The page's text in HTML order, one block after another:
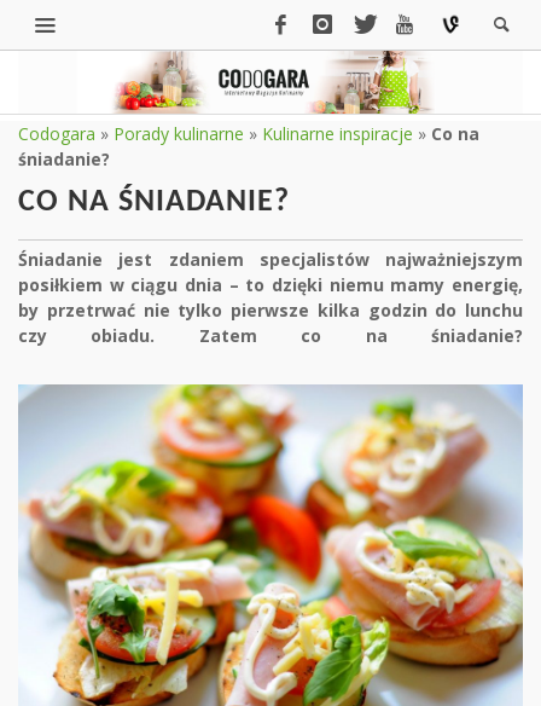
Codogara » Porady kulinarne » Kulinarne inspiracje » Co na
śniadanie?
CO NA ŚNIADANIE?
Śniadanie jest zdaniem specjalistów najważniejszym
posiłkiem w ciągu dnia – to dzięki niemu mamy energię,
by przetrwać nie tylko pierwsze kilka godzin do lunchu
czy obiadu. Zatem co na śniadanie?